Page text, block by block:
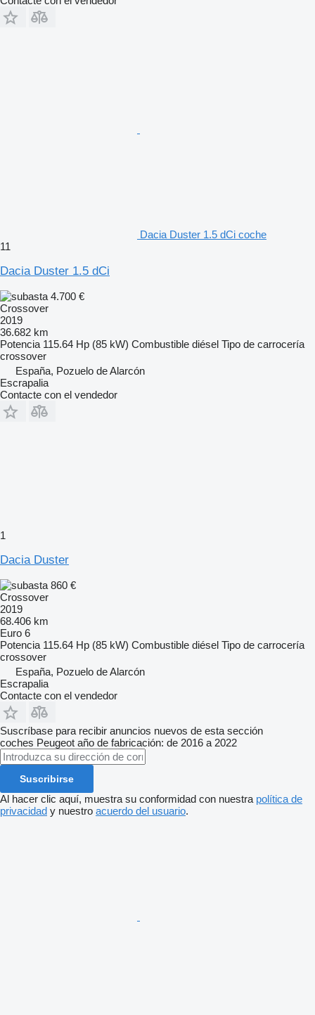
Dacia Duster 1.5 dCi coche
11
Dacia Duster 1.5 dCi
4.700 €
Crossover
2019
36.682 km
Potencia 115.64 Hp (85 kW) Combustible diésel Tipo de carrocería
crossover
España, Pozuelo de Alarcón
Escrapalia
Contacte con el vendedor
1
Dacia Duster
860 €
Crossover
2019
68.406 km
Euro 6
Potencia 115.64 Hp (85 kW) Combustible diésel Tipo de carrocería
crossover
España, Pozuelo de Alarcón
Escrapalia
Contacte con el vendedor
Suscríbase para recibir anuncios nuevos de esta sección
coches Peugeot año de fabricación: de 2016 a 2022
Suscribirse
Al hacer clic aquí, muestra su conformidad con nuestra política de
privacidad y nuestro acuerdo del usuario.